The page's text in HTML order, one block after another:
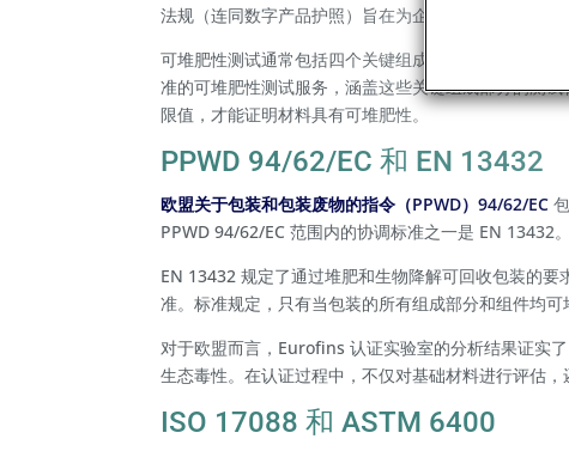
法规（连同数字产品护照）旨在为企业、消费者和环境
可堆肥性测试通常包括四个关键组成部分：化学成分
准的可堆肥性测试服务，涵盖这些关键组成部分的测
限值，才能证明材料具有可堆肥性。
PPWD 94/62/EC 和 EN 13432
欧盟关于包装和包装废物的指令（PPWD）94/62/EC
PPWD 94/62/EC 范围内的协调标准之一是 EN 13432。
EN 13432 规定了通过堆肥和生物降解可回收包装的
准。标准规定，只有当包装的所有组成部分和组件均可
对于欧盟而言，Eurofins 认证实验室的分析结果证实
生态毒性。在认证过程中，不仅对基础材料进行评估，
ISO 17088 和 ASTM 6400